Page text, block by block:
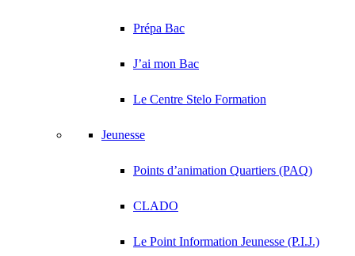
Prépa Bac
J’ai mon Bac
Le Centre Stelo Formation
Jeunesse
Points d’animation Quartiers (PAQ)
CLADO
Le Point Information Jeunesse (P.I.J.)